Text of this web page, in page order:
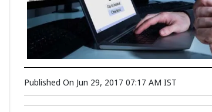
Published On Jun 29, 2017 07:17 AM IST